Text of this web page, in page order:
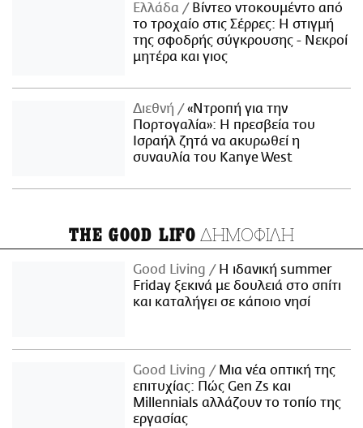
Ελλάδα
Βίντεο ντοκουμέντο από
το τροχαίο στις Σέρρες: Η στιγμή
της σφοδρής σύγκρουσης - Νεκροί
μητέρα και γιος
Διεθνή
«Ντροπή για την
Πορτογαλία»: Η πρεσβεία του
Ισραήλ ζητά να ακυρωθεί η
συναυλία του Kanye West
THE GOOD LIFO ΔΗΜΟΦΙΛΗ
Good Living
Η ιδανική summer
Friday ξεκινά με δουλειά στο σπίτι
και καταλήγει σε κάποιο νησί
Good Living
Μια νέα οπτική της
επιτυχίας: Πώς Gen Zs και
Millennials αλλάζουν το τοπίο της
εργασίας